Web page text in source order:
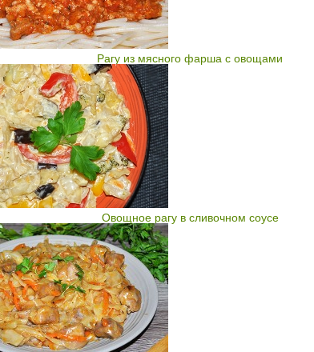
Рагу из мясного фарша с овощами
Овощное рагу в сливочном соусе